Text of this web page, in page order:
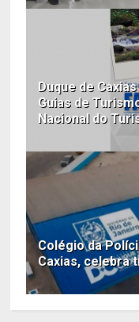
Duque de
Guias de
Nacional do
Colégio da
Caxias, celebra